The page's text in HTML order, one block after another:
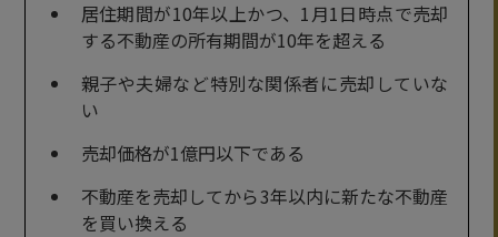
居住期間が10年以上かつ、1月1日時点で売却
する不動産の所有期間が10年を超える
親子や夫婦など特別な関係者に売却していな
い
売却価格が1億円以下である
不動産を売却してから3年以内に新たな不動産
を買い換える